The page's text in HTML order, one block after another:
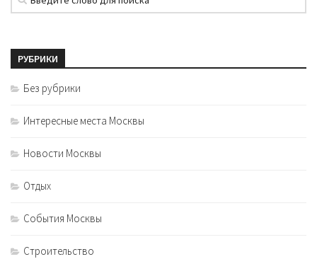
РУБРИКИ
Без рубрики
Интересные места Москвы
Новости Москвы
Отдых
События Москвы
Строительство